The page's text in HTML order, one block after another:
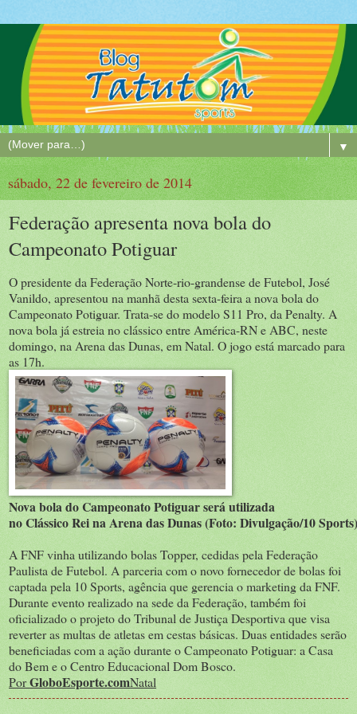
▼
sábado, 22 de fevereiro de 2014
Federação apresenta nova bola do
Campeonato Potiguar
O presidente da Federação Norte-rio-grandense de Futebol, José
Vanildo, apresentou na manhã desta sexta-feira a nova bola do
Campeonato Potiguar. Trata-se do modelo S11 Pro, da Penalty. A
nova bola já estreia no clássico entre América-RN e ABC, neste
domingo, na Arena das Dunas, em Natal. O jogo está marcado para
as 17h.
Nova bola do Campeonato Potiguar será utilizada
no Clássico Rei na Arena das Dunas (Foto: Divulgação/10 Sports)
A FNF vinha utilizando bolas Topper, cedidas pela Federação
Paulista de Futebol. A parceria com o novo fornecedor de bolas foi
captada pela 10 Sports, agência que gerencia o marketing da FNF.
Durante evento realizado na sede da Federação, também foi
oficializado o projeto do Tribunal de Justiça Desportiva que visa
reverter as multas de atletas em cestas básicas. Duas entidades serão
beneficiadas com a ação durante o Campeonato Potiguar: a Casa
do Bem e o Centro Educacional Dom Bosco.
PorGloboEsporte.comNatal